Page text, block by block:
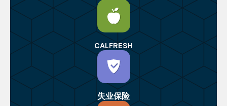
CALFRESH
失业保险